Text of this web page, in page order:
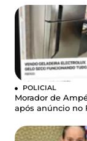
POLICIAL
Morador de
após anúncio no